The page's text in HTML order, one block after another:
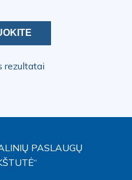
rezultatai
PASLAUGŲ